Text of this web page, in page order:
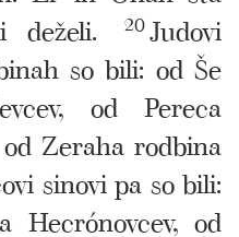
deželi.
20Judovi
so bili: od Še
od Pereca
Zeraha rodbina
sinovi pa so bili:
Hecrónovcev, od